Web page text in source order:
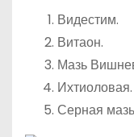
Видестим.
Витаон.
Мазь
Ихтиоловая.
Серная